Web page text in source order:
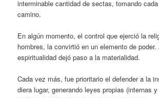
interminable cantidad de sectas, tomando
camino.
En algún momento, el control que ejerció la
hombres, la convirtió en un elemento de
espiritualidad dejó paso a la materialidad.
Cada vez más, fue prioritario el defender a la
diera lugar, generando leyes propias (internas